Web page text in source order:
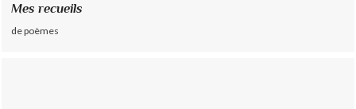
Mes recueils
de poèmes